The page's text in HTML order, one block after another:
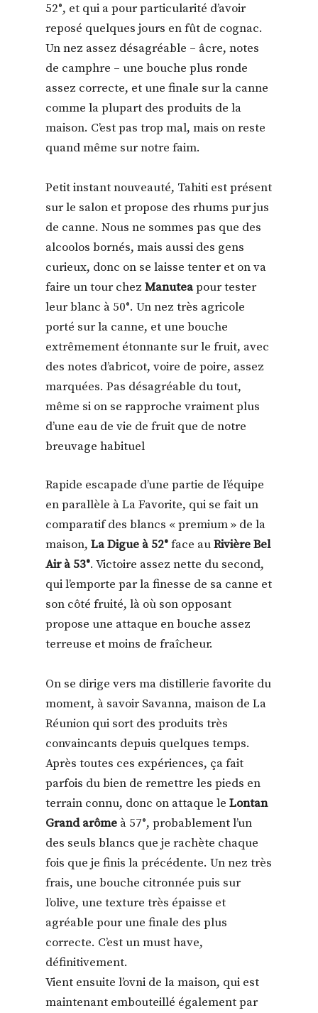
52°, et qui a pour particularité d’avoir
reposé quelques jours en fût de cognac.
Un nez assez désagréable – âcre, notes
de camphre – une bouche plus ronde
assez correcte, et une finale sur la canne
comme la plupart des produits de la
maison. C’est pas trop mal, mais on reste
quand même sur notre faim.
Petit instant nouveauté, Tahiti est présent
sur le salon et propose des rhums pur jus
de canne. Nous ne sommes pas que des
alcoolos bornés, mais aussi des gens
curieux, donc on se laisse tenter et on va
faire un tour chez Manuteapour tester
leur blanc à 50°. Un nez très agricole
porté sur la canne, et une bouche
extrêmement étonnante sur le fruit, avec
des notes d’abricot, voire de poire, assez
marquées. Pas désagréable du tout,
même si on se rapproche vraiment plus
d’une eau de vie de fruit que de notre
breuvage habituel
Rapide escapade d’une partie de l’équipe
en parallèle à La Favorite, qui se fait un
comparatif des blancs « premium » de la
maison, La Digue à 52°face auRivière Bel
Air à 53°. Victoire assez nette du second,
qui l’emporte par la finesse de sa canne et
son côté fruité, là où son opposant
propose une attaque en bouche assez
terreuse et moins de fraîcheur.
On se dirige vers ma distillerie favorite du
moment, à savoir Savanna, maison de La
Réunion qui sort des produits très
convaincants depuis quelques temps.
Après toutes ces expériences, ça fait
parfois du bien de remettre les pieds en
terrain connu, donc on attaque le Lontan
Grand arôme à 57°, probablement l’un
des seuls blancs que je rachète chaque
fois que je finis la précédente. Un nez très
frais, une bouche citronnée puis sur
l’olive, une texture très épaisse et
agréable pour une finale des plus
correcte. C’est un must have,
définitivement.
Vient ensuite l’ovni de la maison, qui est
maintenant embouteillé également par